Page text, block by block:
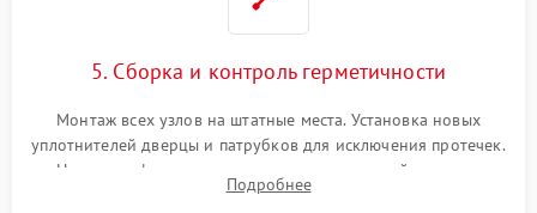
5. Сборка и контроль герметичности
Монтаж всех узлов на штатные места. Установка новых
уплотнителей дверцы и патрубков для исключения протечек.
Надежная фиксация хомутов гидравлической системы,
сборка корпуса и установка датчика поплавка.
Подробнее